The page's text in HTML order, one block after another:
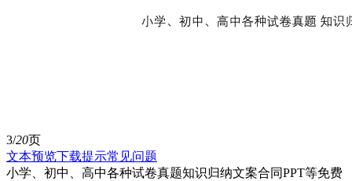
3/20页
文本预览下载提示常见问题
小学、初中、高中各种试卷真题知识归纳文案合同PPT等免费